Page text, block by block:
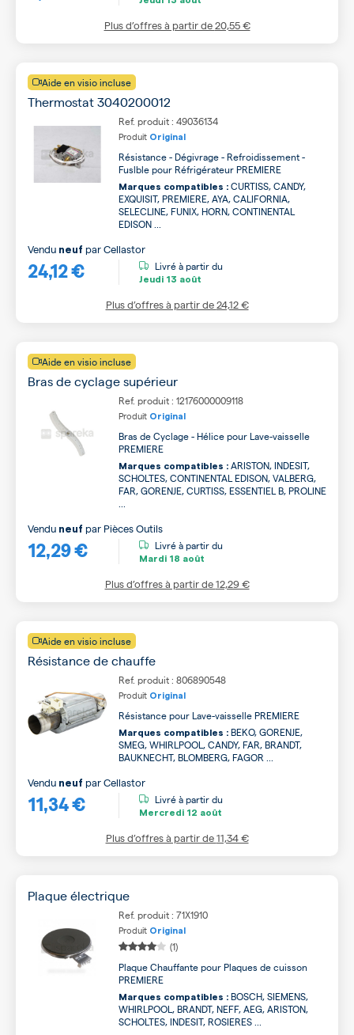
Plus d’offres à partir de20,55 €
Aide en visio incluse
Thermostat 3040200012
Ref. produit : 49036134
Produit Original
Résistance - Dégivrage - Refroidissement -
Fuslble pour Réfrigérateur PREMIERE
Marques compatibles : CURTISS, CANDY,
EXQUISIT, PREMIERE, AYA, CALIFORNIA,
SELECLINE, FUNIX, HORN, CONTINENTAL
EDISON ...
24,12 €
Vendu neuf parCellastor
Livré à partir du
Jeudi 13 août
Plus d’offres à partir de24,12 €
Aide en visio incluse
Bras de cyclage supérieur
Ref. produit : 12176000009118
Produit Original
Bras de Cyclage - Hélice pour Lave-vaisselle
PREMIERE
Marques compatibles : ARISTON, INDESIT,
SCHOLTES, CONTINENTAL EDISON, VALBERG,
FAR, GORENJE, CURTISS, ESSENTIEL B, PROLINE
12,29 €
Vendu neuf par Pièces Outils
Livré à partir du
Mardi 18 août
Plus d’offres à partir de12,29 €
Aide en visio incluse
Résistance de chauffe
Ref. produit : 806890548
Produit Original
Résistance pour Lave-vaisselle PREMIERE
Marques compatibles : BEKO, GORENJE,
SMEG, WHIRLPOOL, CANDY, FAR, BRANDT,
BAUKNECHT, BLOMBERG, FAGOR ...
11,34 €
Vendu neuf parCellastor
Livré à partir du
Mercredi 12 août
Plus d’offres à partir de11,34 €
Plaque électrique
Ref. produit : 71X1910
Produit Original
(1)
Plaque Chauffante pour Plaques de cuisson
PREMIERE
Marques compatibles : BOSCH, SIEMENS,
WHIRLPOOL, BRANDT, NEFF, AEG, ARISTON,
SCHOLTES, INDESIT, ROSIERES ...